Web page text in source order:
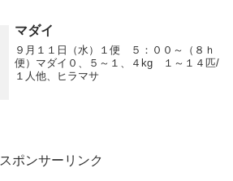
マダイ
９月１１日（水）１便 ５：００～（８ｈ
便）マダイ０、５～１、４kg １～１４匹/
１人他、ヒラマサ
スポンサーリンク